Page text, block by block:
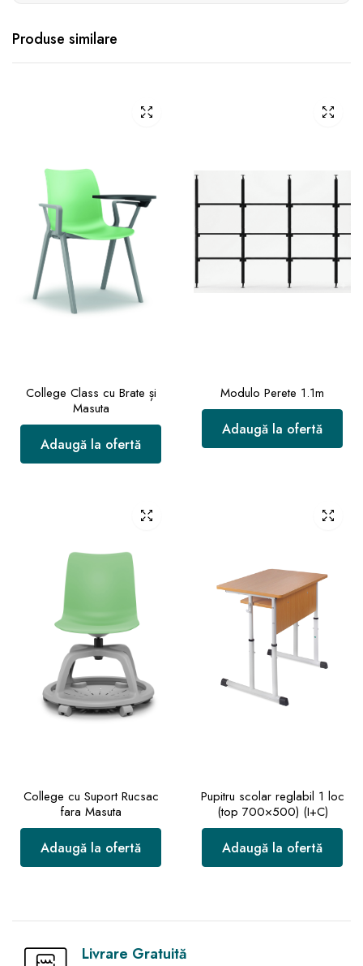
Produse similare
College Class cu Brate și
Masuta
Adaugă la ofertă
Modulo Perete 1.1m
Adaugă la ofertă
College cu Suport Rucsac
fara Masuta
Adaugă la ofertă
Pupitru scolar reglabil 1 loc
(top 700×500) (I+C)
Adaugă la ofertă
Livrare Gratuită